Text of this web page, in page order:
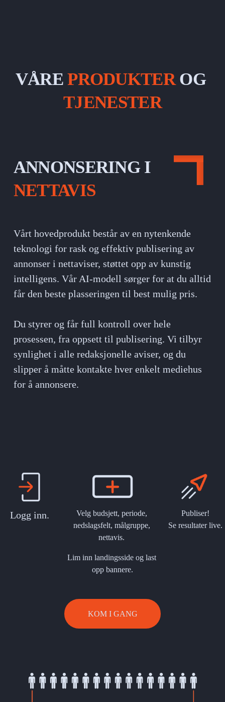
VÅRE PRODUKTER OG
TJENESTER
NETTAVIS
Vårt hovedprodukt består av en nytenkende
teknologi for rask og effektiv publisering av
annonser i nettaviser, støttet opp av kunstig
intelligens. Vår AI-modell sørger for at du alltid
får den beste plasseringen til best mulig pris.
Du styrer og får full kontroll over hele
prosessen, fra oppsett til publisering. Vi tilbyr
synlighet i alle redaksjonelle aviser, og du
slipper å måtte kontakte hver enkelt mediehus
for å annonsere.
Publiser!
Se resultater live.
Logg inn.
Velg budsjett, periode,
nedslagsfelt, målgruppe,
nettavis.
Lim inn landingsside og last
opp bannere.
KOM I GANG